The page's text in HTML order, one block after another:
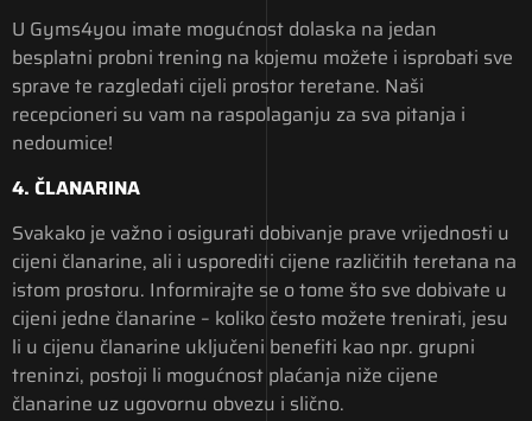
U Gyms4you imate mogućnost dolaska na jedan
besplatni probni trening na kojemu možete i isprobati sve
sprave te razgledati cijeli prostor teretane. Naši
recepcioneri su vam na raspolaganju za sva pitanja i
nedoumice!
4. ČLANARINA
Svakako je važno i osigurati dobivanje prave vrijednosti u
cijeni članarine, ali i usporediti cijene različitih teretana na
istom prostoru. Informirajte se o tome što sve dobivate u
cijeni jedne članarine – koliko često možete trenirati, jesu
li u cijenu članarine uključeni benefiti kao npr. grupni
treninzi, postoji li mogućnost plaćanja niže cijene
članarine uz ugovornu obvezu i slično.